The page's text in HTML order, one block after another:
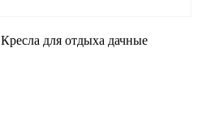
Кресла для отдыха дачные